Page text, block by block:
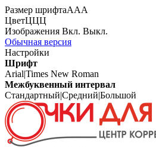
Размер шрифтаААА
ЦветЦЦЦ
Изображения Вкл. Выкл.
Обычная версия
Настройки
Шрифт
Arial|Times New Roman
Межбуквенный интервал
Стандартный|Средний|Большой